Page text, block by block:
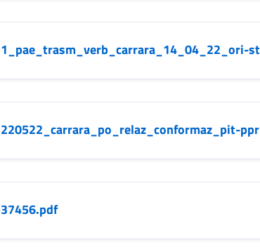
1_pae_trasm_verb_carrara_14_04_22_ori-
220522_carrara_po_relaz_conformaz_pit-
37456.pdf